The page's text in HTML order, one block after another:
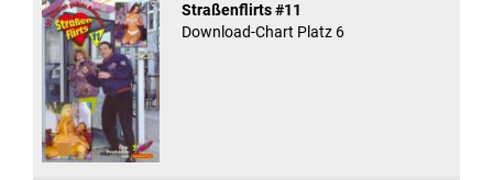
Straßenflirts #11
Download-Chart Platz 6